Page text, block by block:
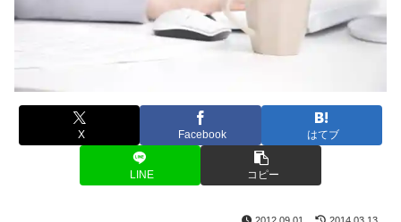
X Facebook はてブ
LINE コピー
2012.09.01 2014.03.13